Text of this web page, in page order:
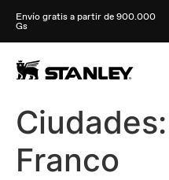
Envío gratis a partir de 900.000
Gs
Ciudades:
Franco